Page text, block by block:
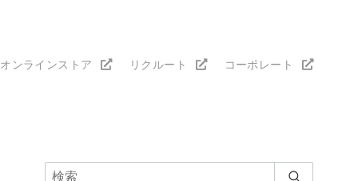
オンラインストア リクルート コーポレート